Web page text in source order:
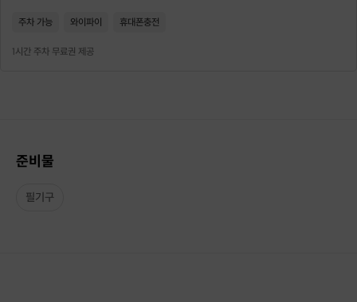
주차 가능 와이파이 휴대폰충전
1시간 주차 무료권 제공
준비물
필기구